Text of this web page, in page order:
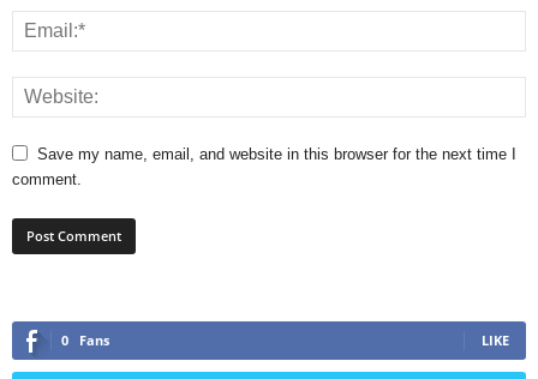
Save my name, email, and website in this browser for the next time I
comment.
0 Fans LIKE